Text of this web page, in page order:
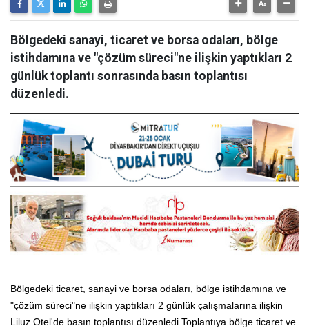
Bölgedeki sanayi, ticaret ve borsa odaları, bölge
istihdamına ve "çözüm süreci"ne ilişkin yaptıkları 2
günlük toplantı sonrasında basın toplantısı
düzenledi.
Bölgedeki ticaret, sanayi ve borsa odaları, bölge istihdamına ve
"çözüm süreci"ne ilişkin yaptıkları 2 günlük çalışmalarına ilişkin
Liluz Otel'de basın toplantısı düzenledi Toplantıya bölge ticaret ve